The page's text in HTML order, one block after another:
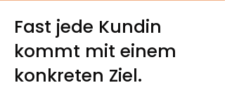
Fast jede Kundin
kommt mit einem
konkreten Ziel.